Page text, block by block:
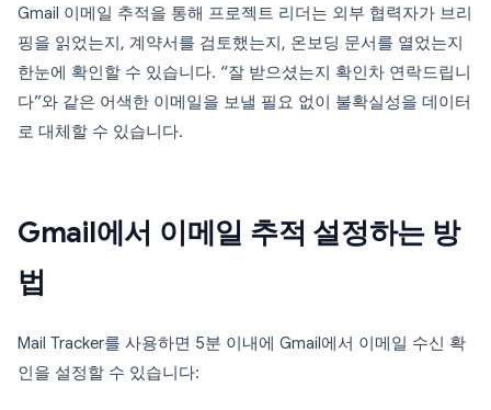
Gmail 이메일 추적을 통해 프로젝트 리더는 외부 협력자가 브리
핑을 읽었는지, 계약서를 검토했는지, 온보딩 문서를 열었는지
한눈에 확인할 수 있습니다. “잘 받으셨는지 확인차 연락드립니
다”와 같은 어색한 이메일을 보낼 필요 없이 불확실성을 데이터
로 대체할 수 있습니다.
Gmail에서 이메일 추적 설정하는 방
법
Mail Tracker를 사용하면 5분 이내에 Gmail에서 이메일 수신 확
인을 설정할 수 있습니다: